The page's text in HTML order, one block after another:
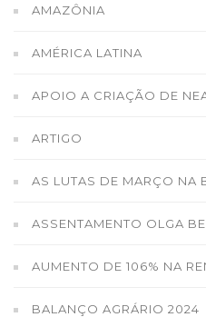
AMAZÔNIA
AMÉRICA LATINA
APOIO A CRIAÇÃO DE
ARTIGO
AS LUTAS DE MARÇO NA
ASSENTAMENTO OLGA
AUMENTO DE 106% NA
BALANÇO AGRÁRIO 2024